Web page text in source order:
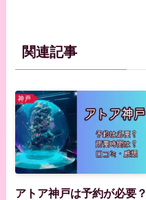
関連記事
アトア神戸は予約が必要？